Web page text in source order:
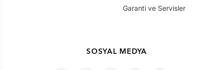
Garanti ve Servisler
SOSYAL MEDYA